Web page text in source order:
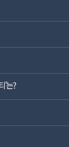
'는?